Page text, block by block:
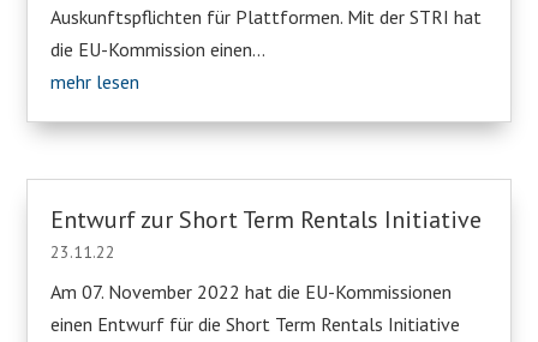
Auskunftspflichten für Plattformen. Mit der STRI hat
die EU-Kommission einen...
mehr lesen
Entwurf zur Short Term Rentals Initiative
23.11.22
Am 07. November 2022 hat die EU-Kommissionen
einen Entwurf für die Short Term Rentals Initiative